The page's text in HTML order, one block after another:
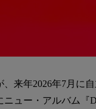
、来年2026年7月に
ニュー・アルバム『